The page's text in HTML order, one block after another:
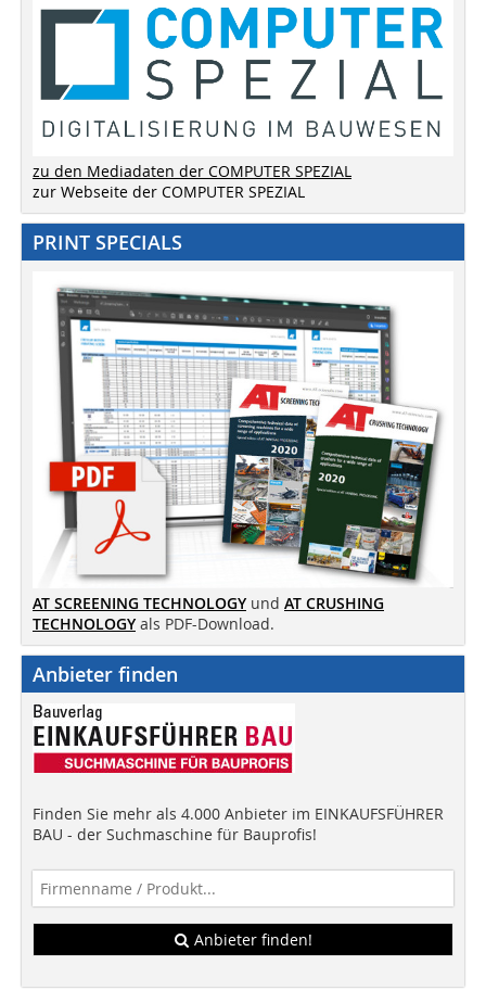
zu den Mediadaten der COMPUTER SPEZIAL
zur Webseite der COMPUTER SPEZIAL
PRINT SPECIALS
AT SCREENING TECHNOLOGY und AT CRUSHING
TECHNOLOGY als PDF-Download.
Anbieter finden
Finden Sie mehr als 4.000 Anbieter im EINKAUFSFÜHRER
BAU - der Suchmaschine für Bauprofis!
Anbieter finden!